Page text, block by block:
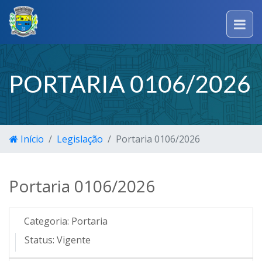
PORTARIA 0106/2026
Início Legislação Portaria 0106/2026
Portaria 0106/2026
Categoria: Portaria
Status: Vigente